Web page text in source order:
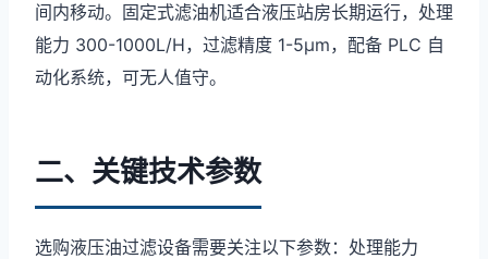
间内移动。固定式滤油机适合液压站房长期运行，处理
能力 300-1000L/H，过滤精度 1-5μm，配备 PLC 自
动化系统，可无人值守。
二、关键技术参数
选购液压油过滤设备需要关注以下参数：处理能力